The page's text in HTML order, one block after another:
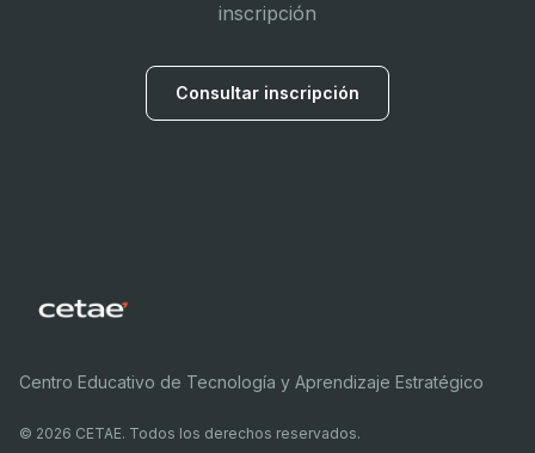
inscripción
Consultar inscripción
Centro Educativo de Tecnología y Aprendizaje Estratégico
© 2026 CETAE. Todos los derechos reservados.